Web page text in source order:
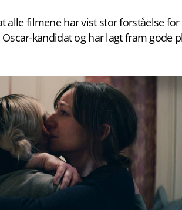
alle filmene har vist stor forståelse for
kandidat og har lagt fram gode